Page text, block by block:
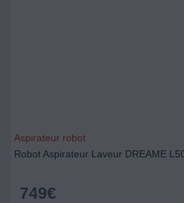
Aspirateur robot
Robot Aspirateur Laveur DREAME
749€